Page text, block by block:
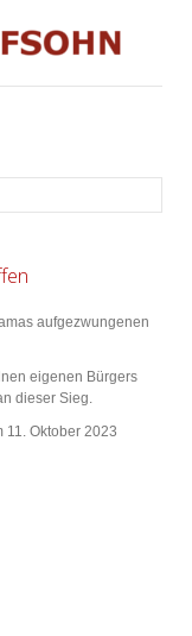
aufgezwungenen
eigenen Bürgers
dieser Sieg.
11. Oktober 2023